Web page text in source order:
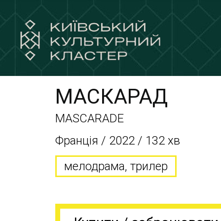
МАСКАРАД
MASCARADE
Франція / 2022 / 132 хв
мелодрама, трилер